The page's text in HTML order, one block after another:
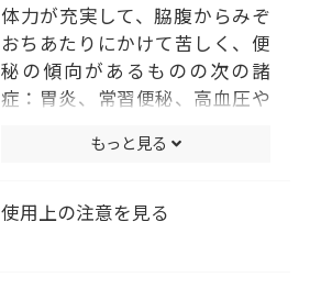
ールに役立ちます。また、排便
を促すことで老廃物などの代謝
を活発にし、肥満症を改善しま
す。
体力が充実して、脇腹からみぞ
おちあたりにかけて苦しく、便
秘の傾向があるものの次の諸
症：胃炎、常習便秘、高血圧や
秘、神経症、肥満症
もっと見る
使用上の注意を見る